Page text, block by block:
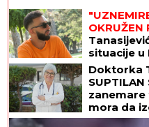
OKRUŽEN
situacije u
SU
Doktorka
zanemare
mora da
da vas